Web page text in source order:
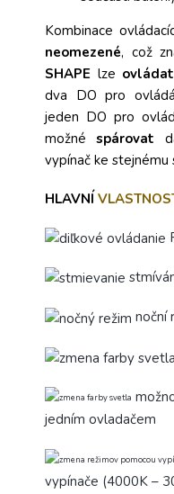
Kombinace
neomezené, což
SHAPE lze ovládat
dva DO pro
jeden DO pro
možnéspárovat
vypínač ke stejnému
HLAVNÍ
noční
jedním ovladačem
vypínače (4000K –